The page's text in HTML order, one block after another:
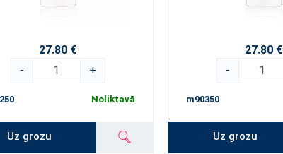
27.80 €
-
+
Noliktavā
Uz grozu
27.80 €
-
m90350
Uz grozu